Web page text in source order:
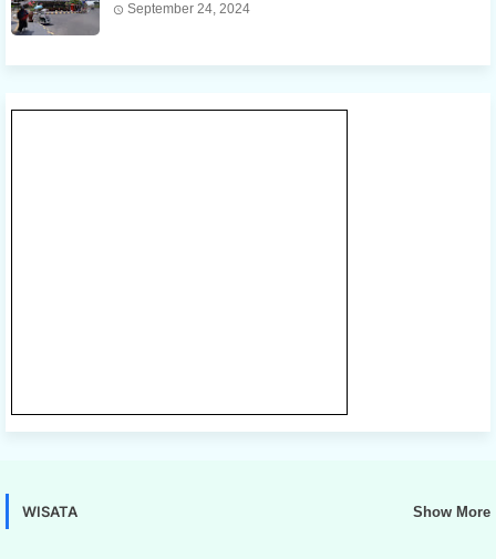
September 24, 2024
WISATA Show More